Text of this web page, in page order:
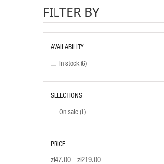
FILTER BY
AVAILABILITY
In stock(6)
SELECTIONS
On sale(1)
PRICE
zł47.00 - zł219.00